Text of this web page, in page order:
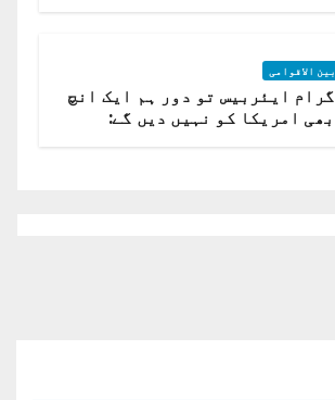
بین الاقوامی
گرام ایئربیس تو دور ہم ایک انچ
بھی امریکا کو نہیں دیں گے: